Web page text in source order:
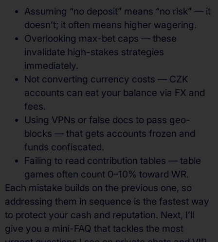
Assuming “no deposit” means “no risk” — it
doesn’t; it often means higher wagering.
Overlooking max-bet caps — these
invalidate high-stakes strategies
immediately.
Not converting currency costs — CZK
accounts can eat your balance via FX and
fees.
Using VPNs or false docs to pass geo-
blocks — that gets accounts frozen and
funds confiscated.
Failing to read contribution tables — table
games often count 0–10% toward WR.
Each mistake builds on the previous one, so
addressing them in sequence is the fastest way
to protect your cash and reputation. Next, I’ll
give you a mini-FAQ that tackles the most